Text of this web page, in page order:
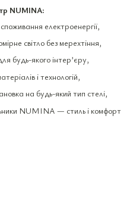
NUMINA:
електроенергії,
світло без мерехтіння,
будь-якого інтер’єру,
і технологій,
на будь-який тип стелі,
NUMINA — стиль і комфорт